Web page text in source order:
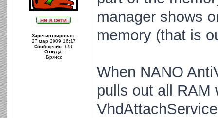
Зарегистрирован:
27 мар 2009 16:17
Сообщения:696
Откуда:
Брянск
manager shows
memory (that is
When NANO
pulls out all RAM